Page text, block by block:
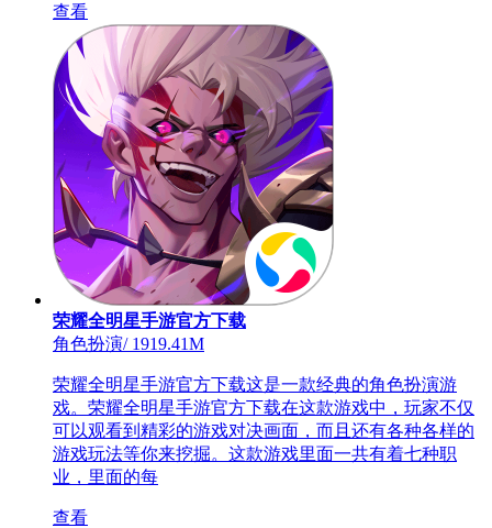
查看
荣耀全明星手游官方下载
角色扮演/1919.41M
荣耀全明星手游官方下载这是一款经典的角色扮演游
戏。荣耀全明星手游官方下载在这款游戏中，玩家不仅
可以观看到精彩的游戏对决画面，而且还有各种各样的
游戏玩法等你来挖掘。这款游戏里面一共有着七种职
业，里面的每
查看